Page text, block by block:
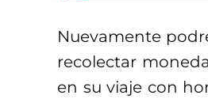
Nuevamente
recolectar
en su viaje con